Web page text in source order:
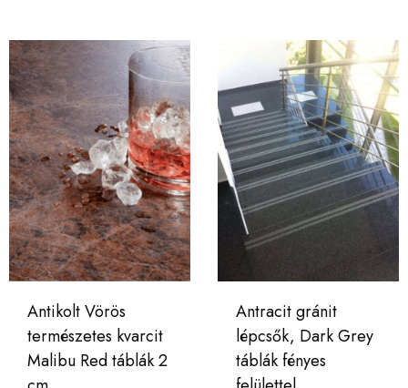
Antikolt Vörös
természetes kvarcit
Malibu Red táblák 2
Antracit gránit
lépcsők, Dark Grey
táblák fényes